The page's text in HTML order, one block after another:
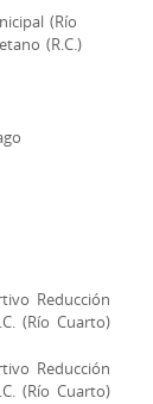
(Río
(R.C.)
Cuarto)
Cuarto)